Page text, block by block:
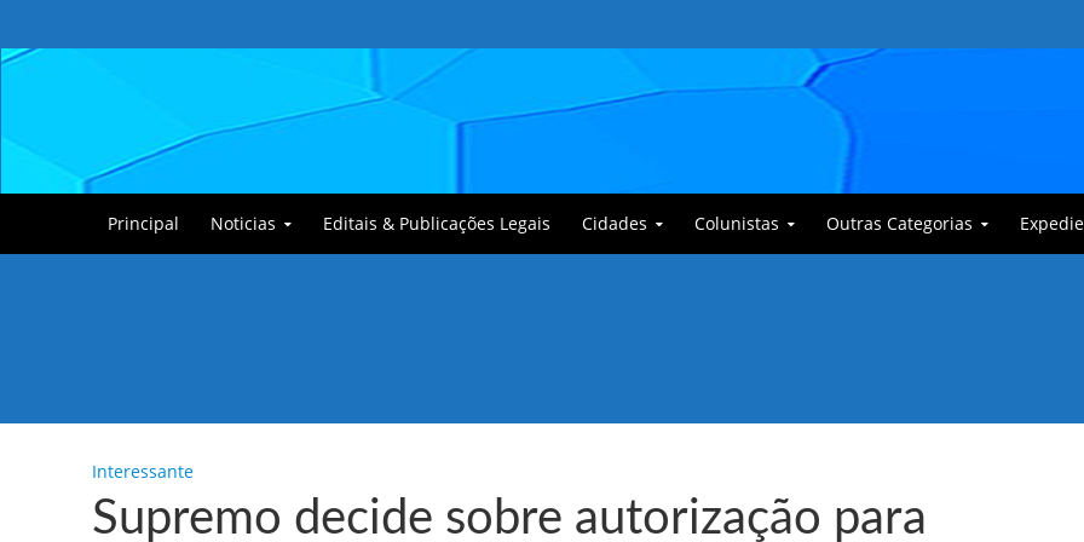
Principal Noticias Editais & Publicações Legais Cidades Colunistas Outras Categorias
Interessante
Supremo decide sobre autorização para